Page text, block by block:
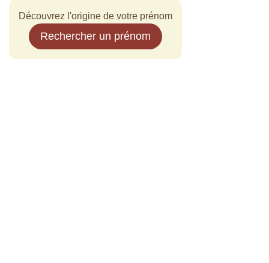
Découvrez l'origine de votre prénom
Rechercher un prénom